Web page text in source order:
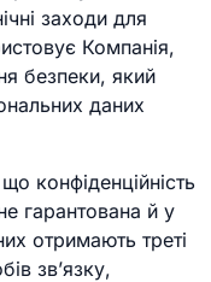
заходи для
Компанія,
безпеки, який
даних
конфіденційність
гарантована й у
отримають треті
зв’язку,